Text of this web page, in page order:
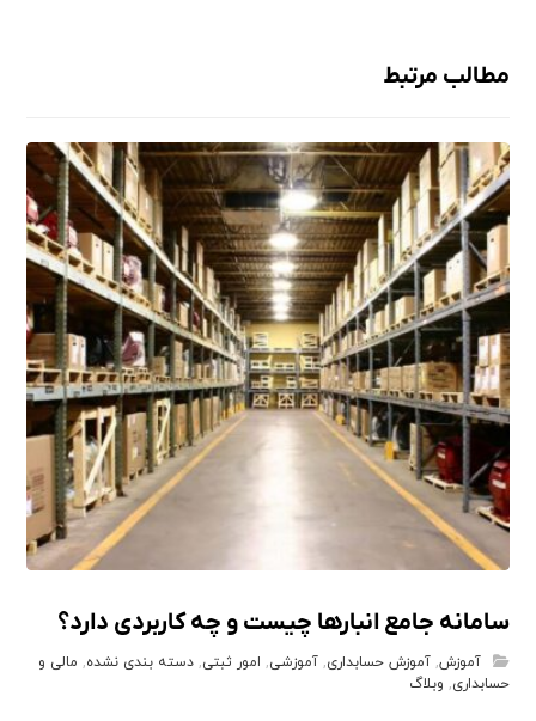
مطالب مرتبط
سامانه جامع انبارها چیست و چه کاربردی دارد؟
آموزش,آموزش حسابداری,آموزشی, امور ثبتی,دسته بندی نشده, مالی و
حسابداری, وبلاگ